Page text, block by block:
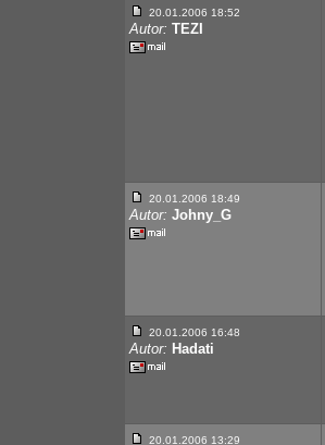
20.01.2006 18:52
Autor: TEZI
20.01.2006 18:49
Autor: Johny_G
20.01.2006 16:48
Autor: Hadati
20.01.2006 13:29